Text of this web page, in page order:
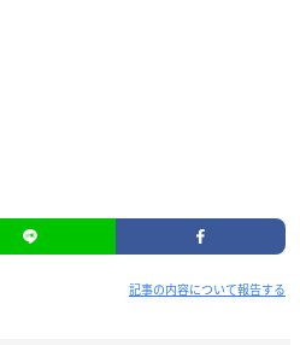
記事の内容について報告する